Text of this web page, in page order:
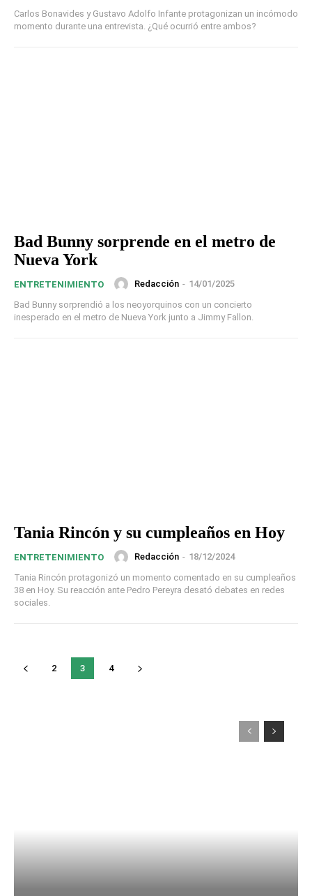
Carlos Bonavides y Gustavo Adolfo Infante protagonizan un incómodo
momento durante una entrevista. ¿Qué ocurrió entre ambos?
Bad Bunny sorprende en el metro de
Nueva York
ENTRETENIMIENTO Redacción - 14/01/2025
Bad Bunny sorprendió a los neoyorquinos con un concierto
inesperado en el metro de Nueva York junto a Jimmy Fallon.
Tania Rincón y su cumpleaños en Hoy
ENTRETENIMIENTO Redacción - 18/12/2024
Tania Rincón protagonizó un momento comentado en su cumpleaños
38 en Hoy. Su reacción ante Pedro Pereyra desató debates en redes
sociales.
2 3 4